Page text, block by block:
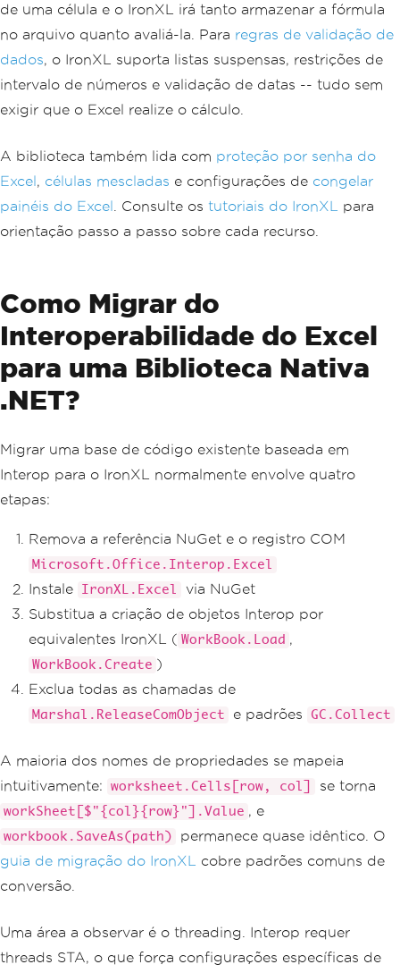
de uma célula e o IronXL irá tanto armazenar a fórmula
no arquivo quanto avaliá-la. Para regras de validação de
dados, o IronXL suporta listas suspensas, restrições de
intervalo de números e validação de datas -- tudo sem
exigir que o Excel realize o cálculo.
A biblioteca também lida com proteção por senha do
Excel, células mescladas e configurações de congelar
painéis do Excel . Consulte os tutoriais do IronXL
para
orientação passo a passo sobre cada recurso.
Como Migrar do
Interoperabilidade do Excel
para uma Biblioteca Nativa
.NET?
Migrar uma base de código existente baseada em
Interop para o IronXL normalmente envolve quatro
etapas:
Remova a referência NuGet e o registro COM
Microsoft.Office.Interop.Excel
Instale IronXL.Excel
via NuGet
Substitua a criação de objetos Interop por
equivalentes IronXL ( WorkBook.Load ,
WorkBook.Create )
Exclua todas as chamadas de
Marshal.ReleaseComObject e padrões GC.Collect
A maioria dos nomes de propriedades se mapeia
intuitivamente:
worksheet.Cells[row, col] se torna
workSheet[$"{col}{row}"].Value , e
workbook.SaveAs(path)
permanece quase idêntico. O
guia de migração do IronXL
cobre padrões comuns de
conversão.
Uma área a observar é o threading. Interop requer
threads STA, o que força configurações específicas de